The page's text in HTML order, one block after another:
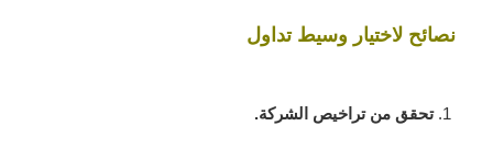
نصائح لاختيار وسيط تداول
تحقق من تراخيص الشركة.